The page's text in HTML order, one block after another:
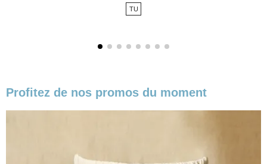
TU
Profitez de nos promos du moment